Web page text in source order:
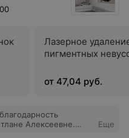
Лазерное
пигментных
от 47,04 руб.
Алексеевне.
Еще